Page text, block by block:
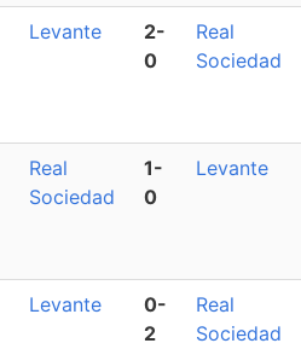
Levante
2-
0
Real
Sociedad
Real
Sociedad
1-
0
Levante
Levante
0-
2
Real
Sociedad